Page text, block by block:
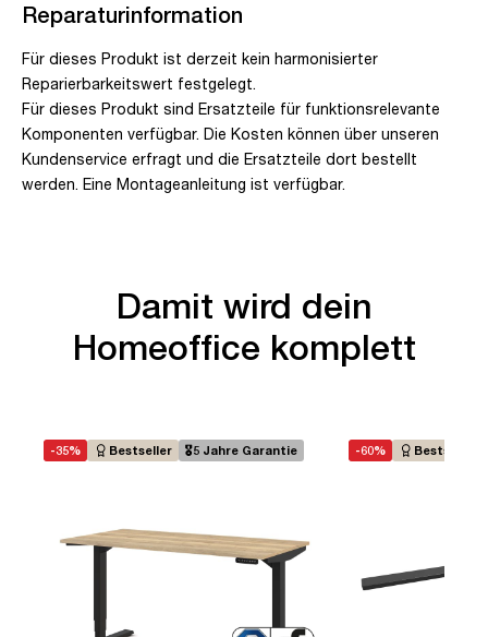
Reparaturinformation
Für dieses Produkt ist derzeit kein harmonisierter
Reparierbarkeitswert festgelegt.
Für dieses Produkt sind Ersatzteile für funktionsrelevante
Komponenten verfügbar. Die Kosten können über unseren
Kundenservice erfragt und die Ersatzteile dort bestellt
werden. Eine Montageanleitung ist verfügbar.
Damit wird dein
Homeoffice komplett
-35% Bestseller 🎖️5 Jahre Garantie -60% Bestseller